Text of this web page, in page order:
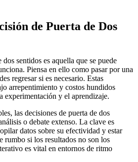
de Puerta de Dos
sentidos es aquella que se puede
Piensa en ello como pasar por una
regresar si es necesario. Estas
arrepentimiento y costos hundidos
experimentación y el aprendizaje.
las decisiones de puerta de dos
o debate extenso. La clave es
datos sobre su efectividad y estar
rumbo si los resultados no son los
es vital en entornos de ritmo